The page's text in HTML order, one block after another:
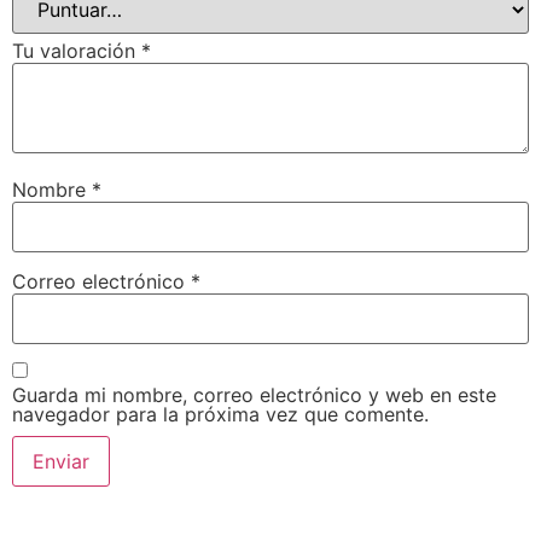
Tu valoración *
Nombre *
Correo electrónico *
Guarda mi nombre, correo electrónico y web en este
navegador para la próxima vez que comente.